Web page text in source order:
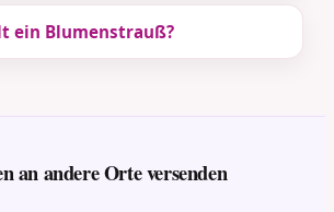
ein Blumenstrauß?
an andere Orte versenden